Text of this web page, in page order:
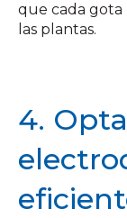
que cada gota
las plantas.
4.